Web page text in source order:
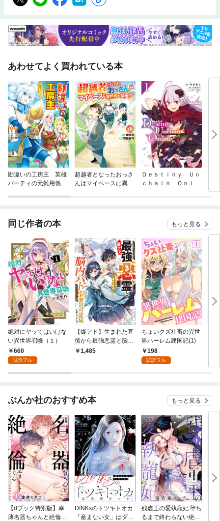
あわせてよく買われている本
勘違いの工房主 英雄
パーティの元雑用係
超越者となったおっさ
んはマイペースに異世
Ｄｅｓｔｉｎｙ Ｕｎ
ｃｈａｉｎ Ｏｎｌｉ
になりました～
最
同じ作者の本 もっと見る
絶対にヤッてはいけな
い異世界召喚（１）
660
試読フル
【爆アド】生まれた直
後から最強悪霊と脳内
バトルしてたら魔力量
1,485
ちょいクズ社畜の異世
界ハーレム建国記(1)
198
試読フル
界
ぶんか社のおすすめ本 もっと見る
【dブック特別版】幸
薄名器ちゃんと絶倫エ
DINKsのトツキトオカ
「産まない女」はダメ
残虐王の愛執寵妃 堕ち
るまで終わらない絶頂